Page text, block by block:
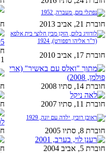
חוברת 21, אביב 2013
חוברת 17, אביב 2010
חוברת 14, סתיו 2008
חוברת 11, סתיו 2007
חוברת 8, סתיו 2005
חוברת 5, אביב 2004